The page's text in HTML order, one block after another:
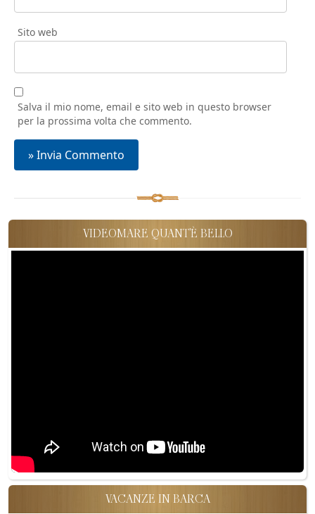
Sito web
Salva il mio nome, email e sito web in questo browser
per la prossima volta che commento.
VIDEOMARE QUANT'È BELLO
VACANZE IN BARCA